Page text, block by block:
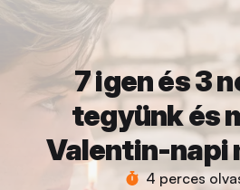
7 igen és 3
tegyünk és
Valentin-napi
4 perces